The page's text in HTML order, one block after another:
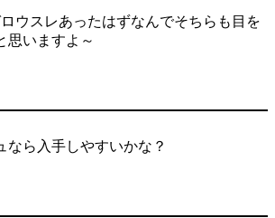
ウスレあったはずなんでそちらも目を
思いますよ～
なら入手しやすいかな？